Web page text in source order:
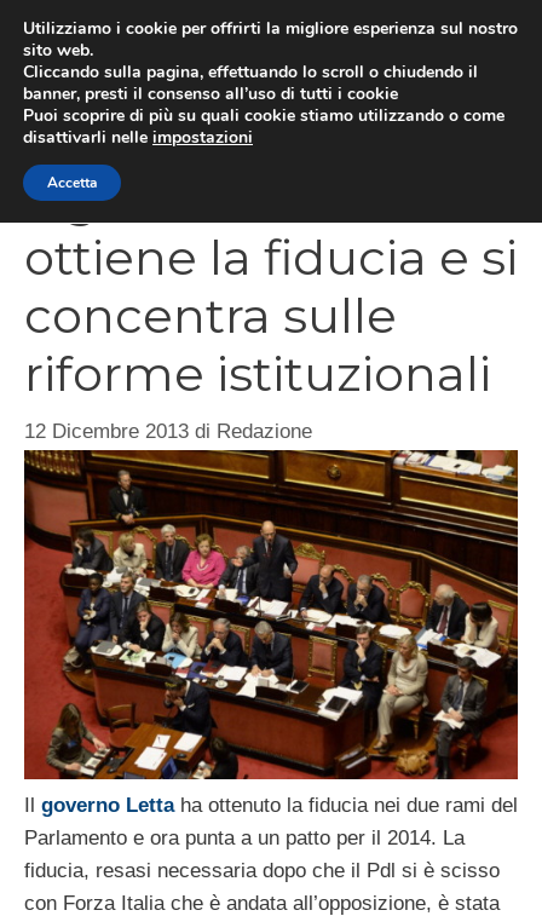
contenuto
Il governo Letta
ottiene la fiducia e si
concentra sulle
riforme istituzionali
12 Dicembre 2013 di Redazione
Il governo Letta ha ottenuto la fiducia nei due rami del
Parlamento e ora punta a un patto per il 2014. La
fiducia, resasi necessaria dopo che il Pdl si è scisso
con Forza Italia che è andata all’opposizione, è stata
Utilizziamo i cookie per offrirti la migliore esperienza sul nostro
sito web.
Cliccando sulla pagina, effettuando lo scroll o chiudendo il
banner, presti il consenso all’uso di tutti i cookie
Puoi scoprire di più su quali cookie stiamo utilizzando o come
disattivarli nelle impostazioni
Accetta